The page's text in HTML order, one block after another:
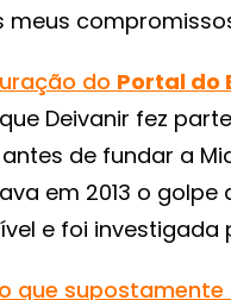
meus
do Portal do
Deivanir fez
de fundar a
em 2013 o golpe
e foi investigada
que supostamente